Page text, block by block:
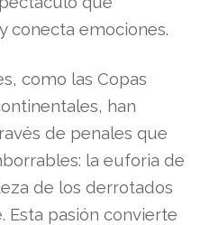
conecta emociones.
como las Copas
han
de penales que
la euforia de
de los derrotados
Esta pasión convierte